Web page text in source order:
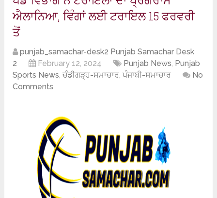
ਐਲਾਨਿਆ, ਵਿੰਗਾਂ ਲਈ ਟਰਾਇਲ 15 ਫਰਵਰੀ
ਤੋਂ
punjab_samachar-desk2 Punjab Samachar Desk
2
February 12, 2024 Punjab News, Punjab
Sports News,ਚੰਡੀਗੜ੍ਹ-ਸਮਾਚਾਰ,ਪੰਜਾਬੀ-ਸਮਾਚਾਰ
No
Comments